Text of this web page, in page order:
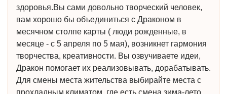
здоровья.Вы сами довольно творческий человек,
вам хорошо бы объединиться с Драконом в
месячном столпе карты ( люди рожденные, в
месяце - с 5 апреля по 5 мая), возникнет гармония
творчества, креативности. Вы озвучиваете идеи,
Дракон помогает их реализовывать, дорабатывать.
Для смены места жительства выбирайте места с
прохладным климатом, где есть смена зима-лето.